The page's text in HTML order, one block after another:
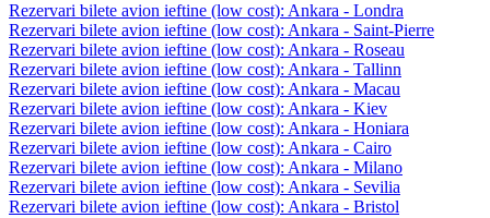
Rezervari bilete avion ieftine (low cost): Ankara - Londra
Rezervari bilete avion ieftine (low cost): Ankara - Saint-Pierre
Rezervari bilete avion ieftine (low cost): Ankara - Roseau
Rezervari bilete avion ieftine (low cost): Ankara - Tallinn
Rezervari bilete avion ieftine (low cost): Ankara - Macau
Rezervari bilete avion ieftine (low cost): Ankara - Kiev
Rezervari bilete avion ieftine (low cost): Ankara - Honiara
Rezervari bilete avion ieftine (low cost): Ankara - Cairo
Rezervari bilete avion ieftine (low cost): Ankara - Milano
Rezervari bilete avion ieftine (low cost): Ankara - Sevilia
Rezervari bilete avion ieftine (low cost): Ankara - Bristol